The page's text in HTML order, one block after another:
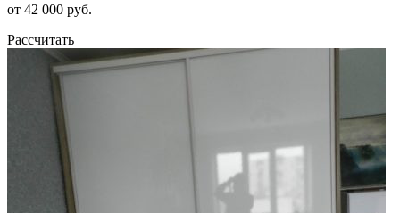
от 42 000 руб.
Рассчитать